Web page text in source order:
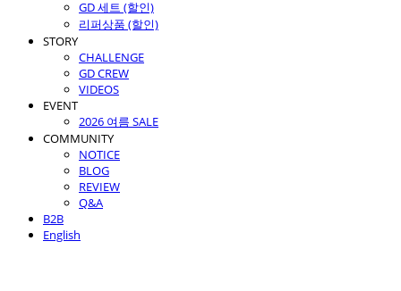
GD 세트 (할인)
리퍼상품 (할인)
STORY
CHALLENGE
GD CREW
VIDEOS
EVENT
2026 여름 SALE
COMMUNITY
NOTICE
BLOG
REVIEW
Q&A
B2B
English